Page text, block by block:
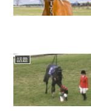
話題